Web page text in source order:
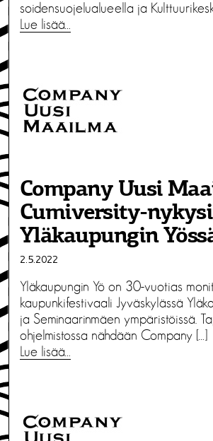
soidensuojelualueella ja
Lue lisää…
Company Uusi
Cumiversity-
Yläkaupungin
2.5.2022
Yläkaupungin Yö on 30-vuotias
kaupunkifestivaali Jyväskylässä
ja Seminaarinmäen ympäristöissä.
ohjelmistossa nähdään Company […]
Lue lisää…